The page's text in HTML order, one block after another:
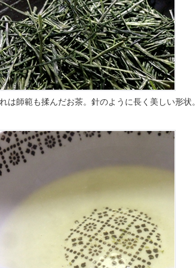
は師範も揉んだお茶。 針のように長く美しい形状。